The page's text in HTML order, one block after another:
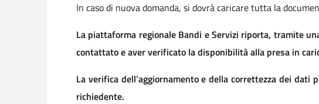
In caso di nuova domanda, si dovrà caricare tutta la
La piattaforma regionale Bandi e Servizi riporta, tramite
contattato e aver verificato la disponibilità alla presa in
La verifica dell’aggiornamento e della correttezza dei
richiedente.